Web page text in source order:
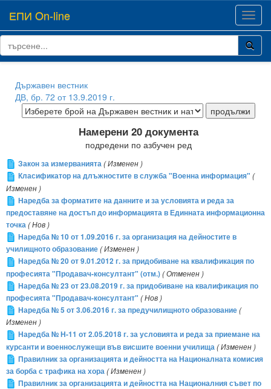
ЕПИ On-line
Държавен вестник
ДВ, бр. 72 от 13.9.2019 г.
Намерени 20 документа
подредени по азбучен ред
Закон за измерванията( Изменен )
Класификатор на длъжностите в служба "Военна информация" (
Изменен )
Наредба за форматите на данните и за условията и реда за
предоставяне на достъп до информацията в Единната информационна
точка( Нов )
Наредба № 10 от 1.09.2016 г. за организация на дейностите в
училищното образование( Изменен )
Наредба № 20 от 9.01.2012 г. за придобиване на квалификация по
професията "Продавач-консултант" (отм.)( Отменен )
Наредба № 23 от 23.08.2019 г. за придобиване на квалификация по
професията "Продавач-консултант" ( Нов )
Наредба № 5 от 3.06.2016 г. за предучилищното образование(
Изменен )
Наредба № Н-11 от 2.05.2018 г. за условията и реда за приемане на
курсанти и военнослужещи във висшите военни училища( Изменен )
Правилник за организацията и дейността на Националната комисия
за борба с трафика на хора( Изменен )
Правилник за организацията и дейността на Националния съвет по